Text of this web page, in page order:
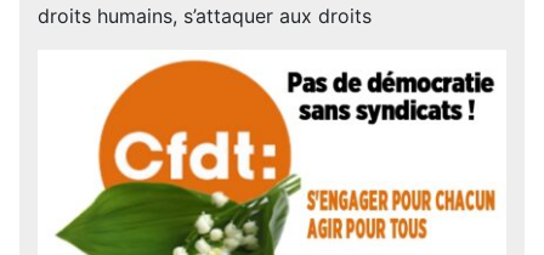
droits humains, s’attaquer aux droits